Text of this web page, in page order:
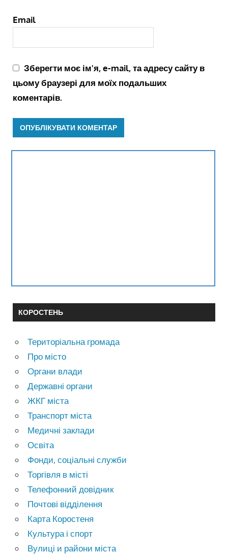
Email
Зберегти моє ім'я, e-mail, та адресу сайту в
цьому браузері для моїх подальших
коментарів.
КОРОСТЕНЬ
Територіальна громада
Про місто
Органи влади
Державні органи
ЖКГ міста
Транспорт міста
Медичні заклади
Освіта
Фонди, соціальні служби
Торгівля в місті
Телефонний довідник
Почтові відділення
Карта Коростеня
Культура і спорт
Вулиці и райони міста